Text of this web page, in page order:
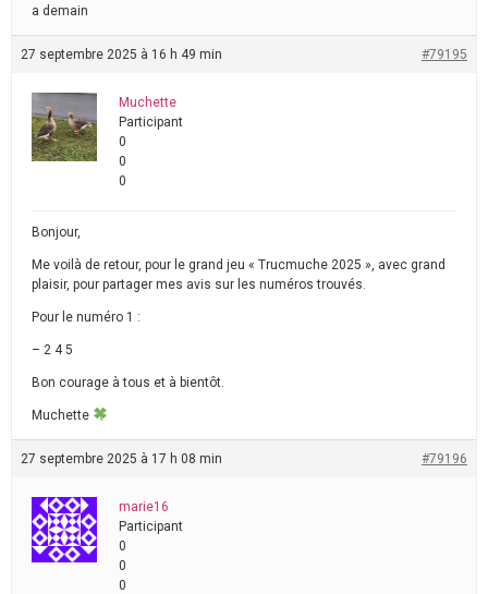
a demain
27 septembre 2025 à 16 h 49 min #79195
Muchette
Participant
0
0
0
Bonjour,
Me voilà de retour, pour le grand jeu « Trucmuche 2025 », avec grand
plaisir, pour partager mes avis sur les numéros trouvés.
Pour le numéro 1 :
– 2 4 5
Bon courage à tous et à bientôt.
Muchette
27 septembre 2025 à 17 h 08 min #79196
marie16
Participant
0
0
0